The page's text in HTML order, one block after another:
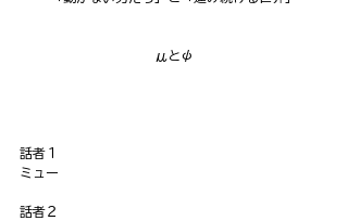
μとψ
話者１
ミュー
話者２